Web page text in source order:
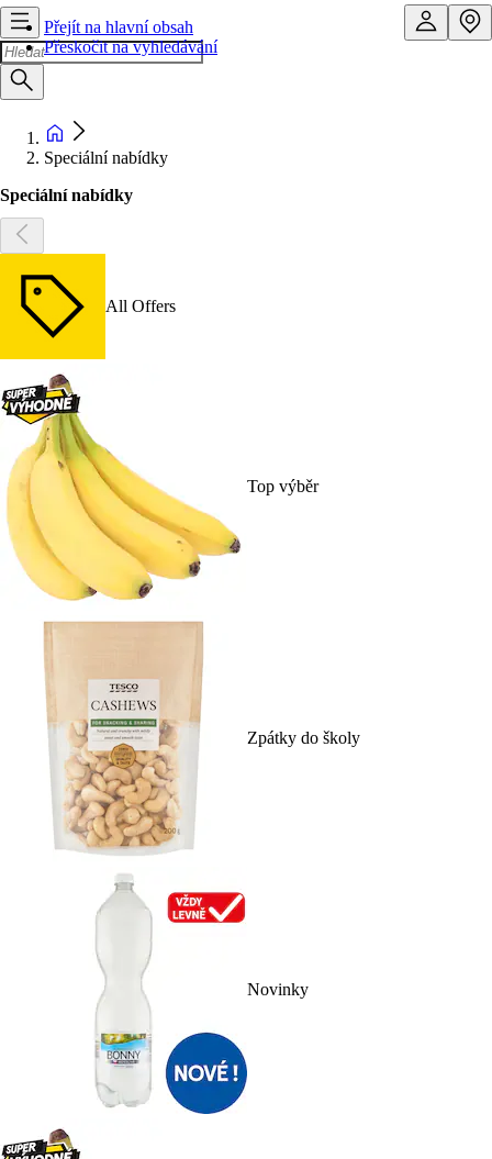
Přejít na hlavní obsah
Přeskočit na vyhledávání
Speciální nabídky
Speciální nabídky
All Offers
Top výběr
Zpátky do školy
Novinky